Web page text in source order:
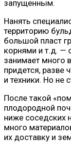
запущенным.
Нанять
территорию
большой пласт
корнями и т.д. —
занимает много
придется, разве
и техники. Но не
После такой
плодородной
ниже соседских
много
их доставку и